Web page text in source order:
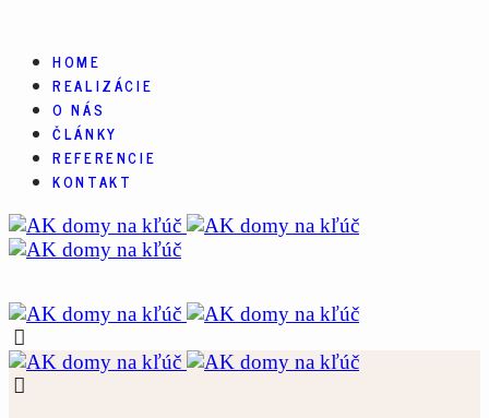
HOME
REALIZÁCIE
O NÁS
ČLÁNKY
REFERENCIE
KONTAKT